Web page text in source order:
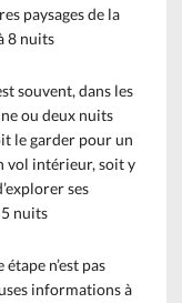
paysages de la
8 nuits
souvent, dans les
ou deux nuits
le garder pour un
vol intérieur, soit y
ses
nuits
n’est pas
informations à